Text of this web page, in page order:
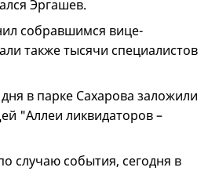
Эргашев.
собравшимся вице-
также тысячи специалистов
в парке Сахарова заложили
"Аллеи ликвидаторов –
случаю события, сегодня в